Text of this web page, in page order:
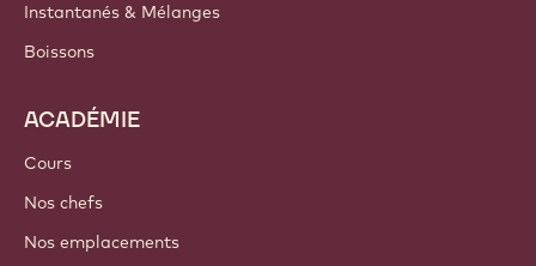
Instantanés & Mélanges
Boissons
ACADÉMIE
Cours
Nos chefs
Nos emplacements